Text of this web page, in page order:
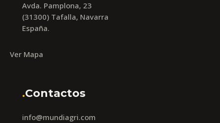
Avda. Pamplona, 23
(31300) Tafalla, Navarra
España.
Ver Mapa
.Contactos
info@mundiagri.com